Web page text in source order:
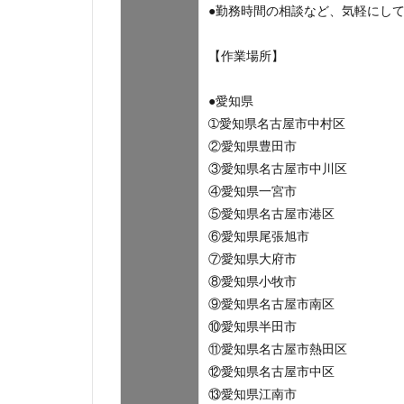
●勤務時間の相談など、気軽にし
【作業場所】
●愛知県
➀愛知県名古屋市中村区
②愛知県豊田市
③愛知県名古屋市中川区
④愛知県一宮市
⑤愛知県名古屋市港区
⑥愛知県尾張旭市
⑦愛知県大府市
⑧愛知県小牧市
⑨愛知県名古屋市南区
⑩愛知県半田市
⑪愛知県名古屋市熱田区
⑫愛知県名古屋市中区
⑬愛知県江南市